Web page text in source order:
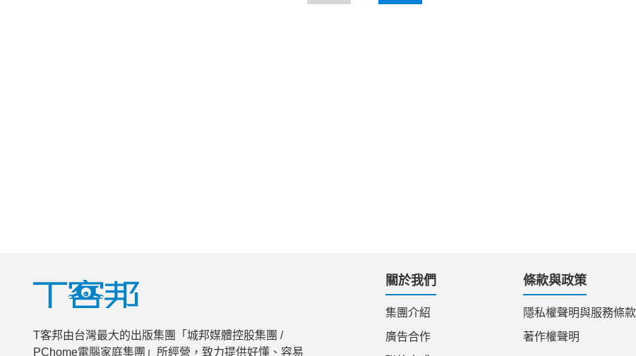
T客邦由台灣最大的出版集團「城邦媒體控股集團 /
PChome電腦家庭集團」所經營，致力提供好懂、容易
關於我們
集團介紹
廣告合作
條款與政策
隱私權聲明與服務條款
著作權聲明